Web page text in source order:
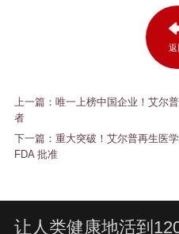
返
上一篇：唯一上榜中国企业！艾尔
者
下一篇：重大突破！艾尔普再生医
FDA 批准
让人类健康地活到